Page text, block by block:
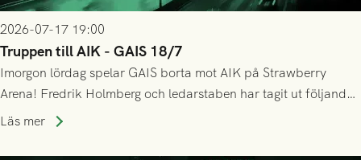
2026-07-17 19:00
Truppen till AIK - GAIS 18/7
Imorgon lördag spelar GAIS borta mot AIK på Strawberry
Arena! Fredrik Holmberg och ledarstaben har tagit ut följande
trupp till matchen:
Läs mer